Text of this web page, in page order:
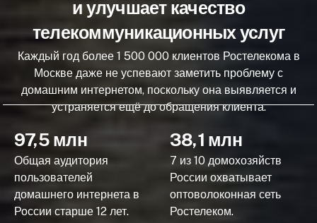
и улучшает качество
телекоммуникационных услуг
Каждый год более 1 500 000 клиентов Ростелекома в
Москве даже не успевают заметить проблему с
домашним интернетом, поскольку она выявляется и
устраняется ещё до обращения клиента.
97,5 млн
Общая аудитория
пользователей
домашнего интернета в
России старше 12 лет.
38,1 млн
7 из 10 домохозяйств
России охватывает
оптоволоконная сеть
Ростелеком.